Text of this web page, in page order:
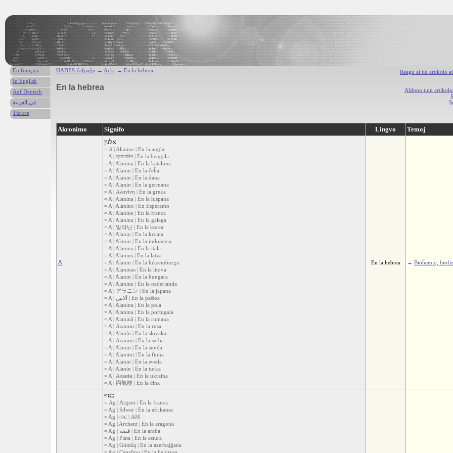
Reagu al tiu artikolo
Aldonu tiun
HADES-ĉefpaĝo → Ackr → En la hebrea
En la hebrea
Akronimo Signifo Lingvo Temoj
A
אלנין
= A | Alanine | En la angla
= A | অ্যালানিন | En la bengala
= A | Alanina | En la kataluna
= A | Alanin | En la ĉeĥa
= A | Alanin | En la dana
= A | Alanin | En la germana
= A | Αλανίνη | En la greka
= A | Alanina | En la hispana
= A | Alanino | En Esperanto
= A | Alanine | En la franca
= A | Alanina | En la galega
= A | 알라닌 | En la korea
= A | Alanin | En la kroata
= A | Alanin | En la indonezia
= A | Alanina | En la itala
= A | Alanīns | En la latva
= A | Alanin | En la luksemburga
= A | Alaninas | En la litova
= A | Alanin | En la hungara
= A | Alanine | En la nederlanda
= A | アラニン | En la japana
= A | آلانين | En la paŝtoa
= A | Alanina | En la pola
= A | Alanina | En la portugala
= A | Alanină | En la rumana
= A | Аланин | En la rusa
= A | Alanín | En la slovaka
= A | Аланин | En la serba
= A | Alanin | En la sunda
= A | Alaniini | En la finna
= A | Alanin | En la sveda
= A | Alanin | En la turka
= A | Аланін | En la ukraina
= A | 丙氨酸 | En la ĉina
En la hebrea → Bioĥemio,
כסף
= Ag | Argent | En la franca
= Ag | Silwer | En la afrikansa
= Ag | ብር | AM
= Ag | Archent | En la aragona
= Ag | فضة | En la araba
= Ag | Plata | En la astura
= Ag | Gümüş | En la azerbajĝana
En français
In English
Auf Deutsch
في العربية
Türkce